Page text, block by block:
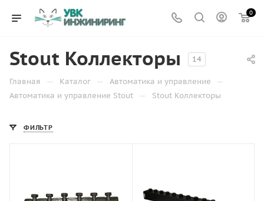
0
Stout Коллекторы 14
Главная — Каталог — Автоматика и управление —
Автоматика и управление Stout — Stout Коллекторы
ФИЛЬТР